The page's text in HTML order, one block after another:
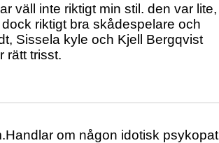
väll inte riktigt min stil. den var lite,
riktigt bra skådespelare och
Sissela kyle och Kjell Bergqvist
rätt trisst.
om någon idotisk psykopat